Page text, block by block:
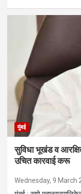
मुंबई
सुविधा भूखंड व
उचित कारवाई करू
Wednesday, 9 March